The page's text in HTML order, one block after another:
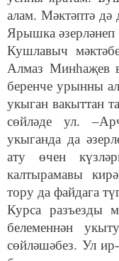
алам. Мәктәптә дә
Ярышка әзерләнеп
Кушлавыч
Алмаз Минһаҗев
беренче урынны
укыган вакыттан
сөйләде ул.
укыганда да
ату өчен
калтырамавы
тору да файдага
Курса разъезды
белеменнән
сөйләшәбез. Ул